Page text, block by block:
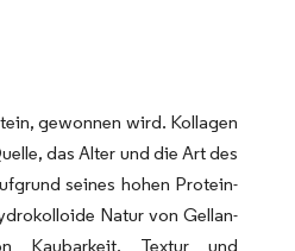
gewonnen wird. Kollagen
das Alter und die Art des
seines hohen Protein-
Natur von Gellan-
Kaubarkeit, Textur und